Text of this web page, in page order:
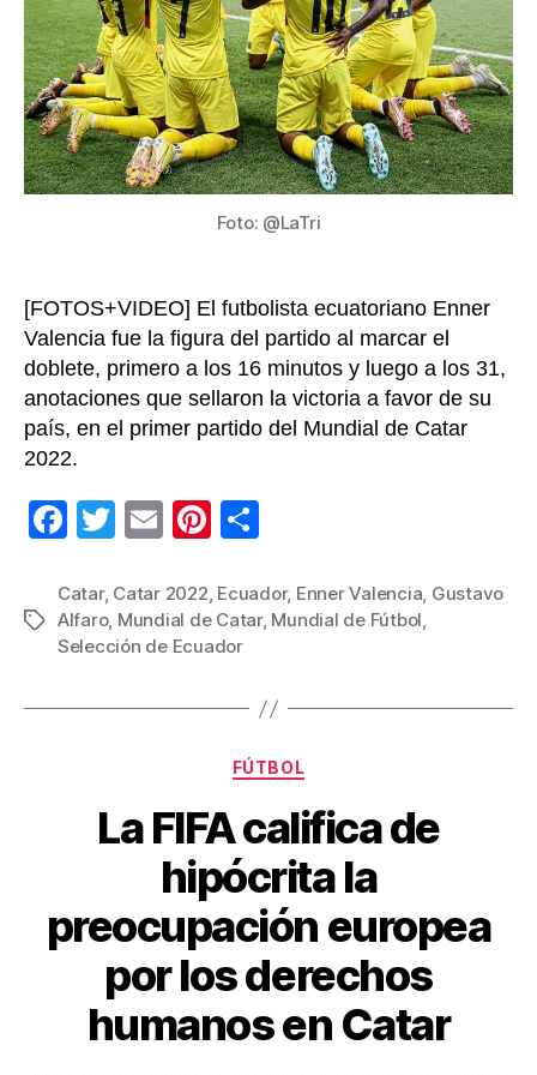
del
de
Foto: @LaTri
[FOTOS+VIDEO] El futbolista ecuatoriano Enner
Valencia fue la figura del partido al marcar el
doblete, primero a los 16 minutos y luego a los 31,
anotaciones que sellaron la victoria a favor de su
país, en el primer partido del Mundial de Catar
2022.
F
c
e
o
T
tt
er
E
ail
Pi
er
e
m
p
tir
Etiquetas
Catar, Catar 2022, Ecuador, Enner Valencia, Gustavo
Alfaro, Mundial de Catar, Mundial de Fútbol,
Selección de Ecuador
Categorías
FÚTBOL
La FIFA califica de
hipócrita la
preocupación europea
por los derechos
humanos en Catar